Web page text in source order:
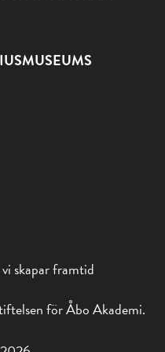
skapar framtid
för Åbo Akademi.